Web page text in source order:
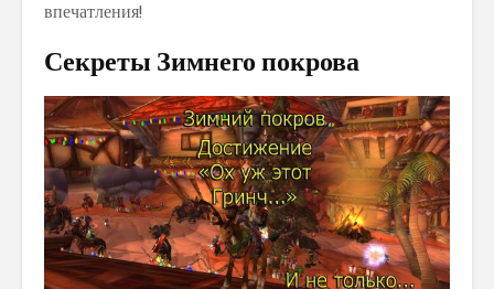
впечатления!
Секреты Зимнего покрова